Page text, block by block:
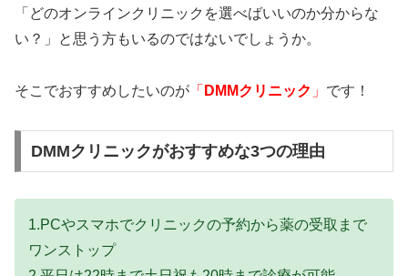
「どのオンラインクリニックを選べばいいのか分からな
い？」と思う方もいるのではないでしょうか。
そこでおすすめしたいのが 「 DMMクリニック 」 です！
DMMクリニックがおすすめな3つの理由
1.PCやスマホでクリニックの予約から薬の受取まで
ワンストップ